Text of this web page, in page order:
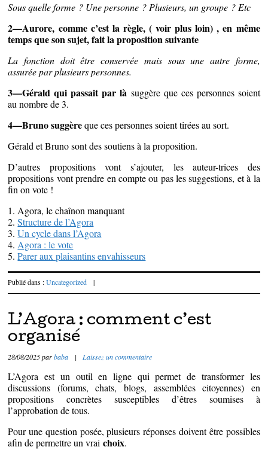
Sous quelle forme ? Une personne ? Plusieurs, un groupe ? Etc
2—Aurore, comme c’est la règle, ( voir plus loin) , en même
temps que son sujet, fait la proposition suivante
La fonction doit être conservée mais sous une autre forme,
assurée par plusieurs personnes.
3—Gérald qui passait par là suggère que ces personnes soient
au nombre de 3.
4—Bruno suggèreque ces personnes soient tirées au sort.
Gérald et Bruno sont des soutiens à la proposition.
D’autres propositions vont s’ajouter, les auteur-trices des
propositions vont prendre en compte ou pas les suggestions, et à la
fin on vote !
1. Agora, le chaînon manquant
2.Structure de l’Agora
3.Un cycle dans l’Agora
4.Agora : le vote
5.Parer aux plaisantins envahisseurs
Publié dans :Uncategorized |
L’Agora : comment c’est
organisé
28/08/2025parbaba | Laissez un commentaire
L’Agora est un outil en ligne qui permet de transformer les
discussions (forums, chats, blogs, assemblées citoyennes) en
propositions concrètes susceptibles d’êtres soumises à
l’approbation de tous.
Pour une question posée, plusieurs réponses doivent être possibles
afin de permettre un vrai choix.